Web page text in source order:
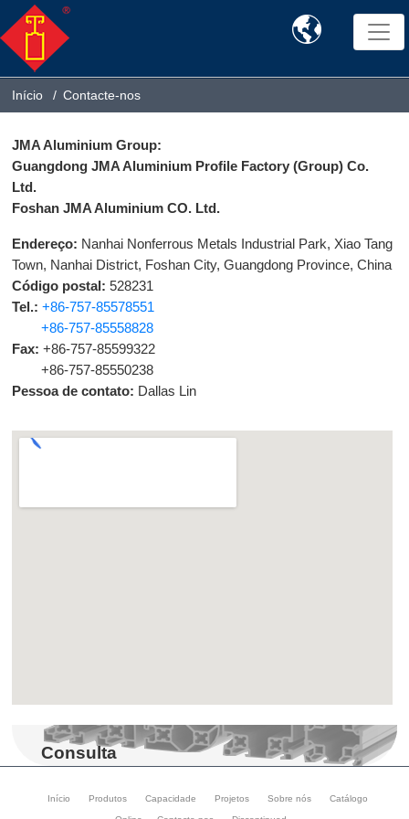

Início Contacte-nos
JMA Aluminium Group:
Guangdong JMA Aluminium Profile Factory (Group) Co.
Ltd.
Foshan JMA Aluminium CO. Ltd.
Endereço: Nanhai Nonferrous Metals Industrial Park, Xiao Tang
Town, Nanhai District, Foshan City, Guangdong Province, China
Código postal: 528231
Tel.:+86-757-85578551
+86-757-85558828
Fax:+86-757-85599322
+86-757-85550238
Pessoa de contato: Dallas Lin
Consulta
Início Produtos Capacidade Projetos Sobre nós Catálogo